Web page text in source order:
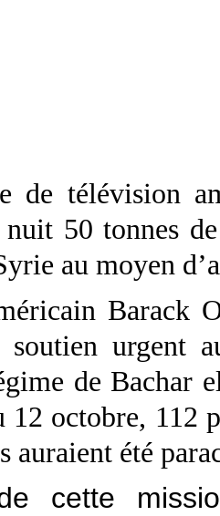
de télévision
nuit 50 tonnes
au moyen
Barack
soutien urgent
de Bachar
octobre, 112
auraient été
cette